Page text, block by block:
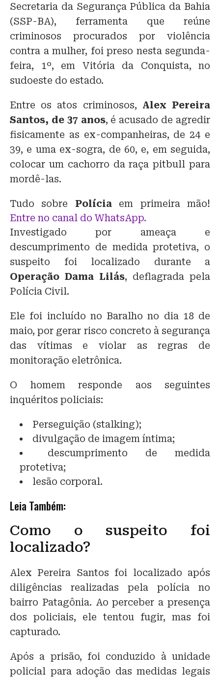
Secretaria da Segurança Pública da Bahia
(SSP-BA), ferramenta que reúne
criminosos procurados por violência
contra a mulher, foi preso nesta segunda-
feira, 1º, em Vitória da Conquista, no
sudoeste do estado.
Entre os atos criminosos, Alex Pereira
Santos, de 37 anos, é acusado de agredir
fisicamente as ex-companheiras, de 24 e
39, e uma ex-sogra, de 60, e, em seguida,
colocar um cachorro da raça pitbull para
mordê-las.
Tudo sobre Políciaem primeira mão!
Entre no canal do WhatsApp.
Investigado por ameaça e
descumprimento de medida protetiva, o
suspeito foi localizado durante a
Operação Dama Lilás, deflagrada pela
Polícia Civil.
Ele foi incluído no Baralho no dia 18 de
maio, por gerar risco concreto à segurança
das vítimas e violar as regras de
monitoração eletrônica.
O homem responde aos seguintes
inquéritos policiais:
Perseguição (stalking);
divulgação de imagem íntima;
descumprimento de medida
protetiva;
lesão corporal.
Leia Também:
Como o suspeito foi
localizado?
Alex Pereira Santos foi localizado após
diligências realizadas pela polícia no
bairro Patagônia. Ao perceber a presença
dos policiais, ele tentou fugir, mas foi
capturado.
Após a prisão, foi conduzido à unidade
policial para adoção das medidas legais